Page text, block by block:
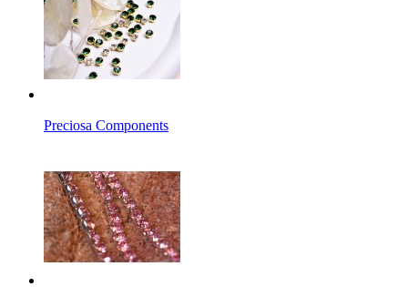
Preciosa Components